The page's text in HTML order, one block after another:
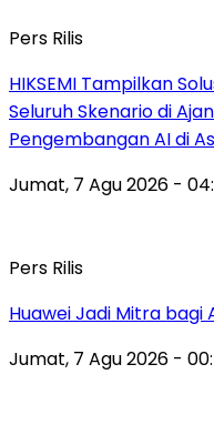
Pers Rilis
HIKSEMI Tampilkan
Seluruh Skenario di
Pengembangan AI di
Jumat, 7 Agu 2026 -
Pers Rilis
Huawei Jadi Mitra bagi
Jumat, 7 Agu 2026 -